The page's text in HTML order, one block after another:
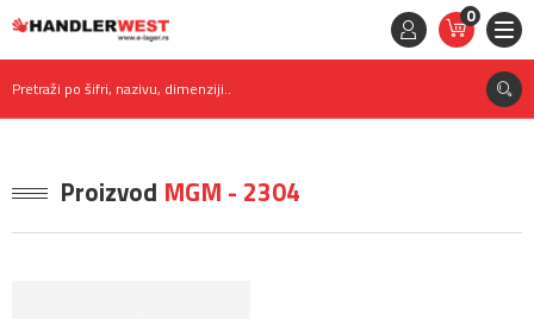
0
STAVKE
0,
RSD
Pretraži po šifri, nazivu, dimenziji..
Proizvod MGM - 2304